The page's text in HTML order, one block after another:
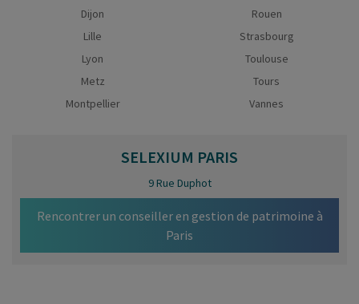
Dijon
Lille
Lyon
Metz
Montpellier
Rouen
Strasbourg
Toulouse
Tours
Vannes
SELEXIUM PARIS
9 Rue Duphot
Rencontrer un conseiller en gestion de patrimoine à
Paris